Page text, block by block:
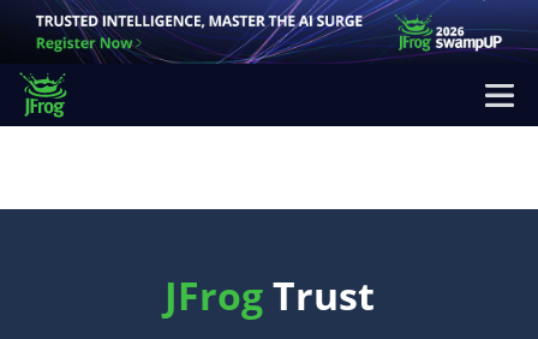
JFrogTrust